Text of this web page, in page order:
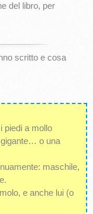
del libro, per
scritto e cosa
piedi a mollo
gigante… o una
maschile,
e anche lui (o